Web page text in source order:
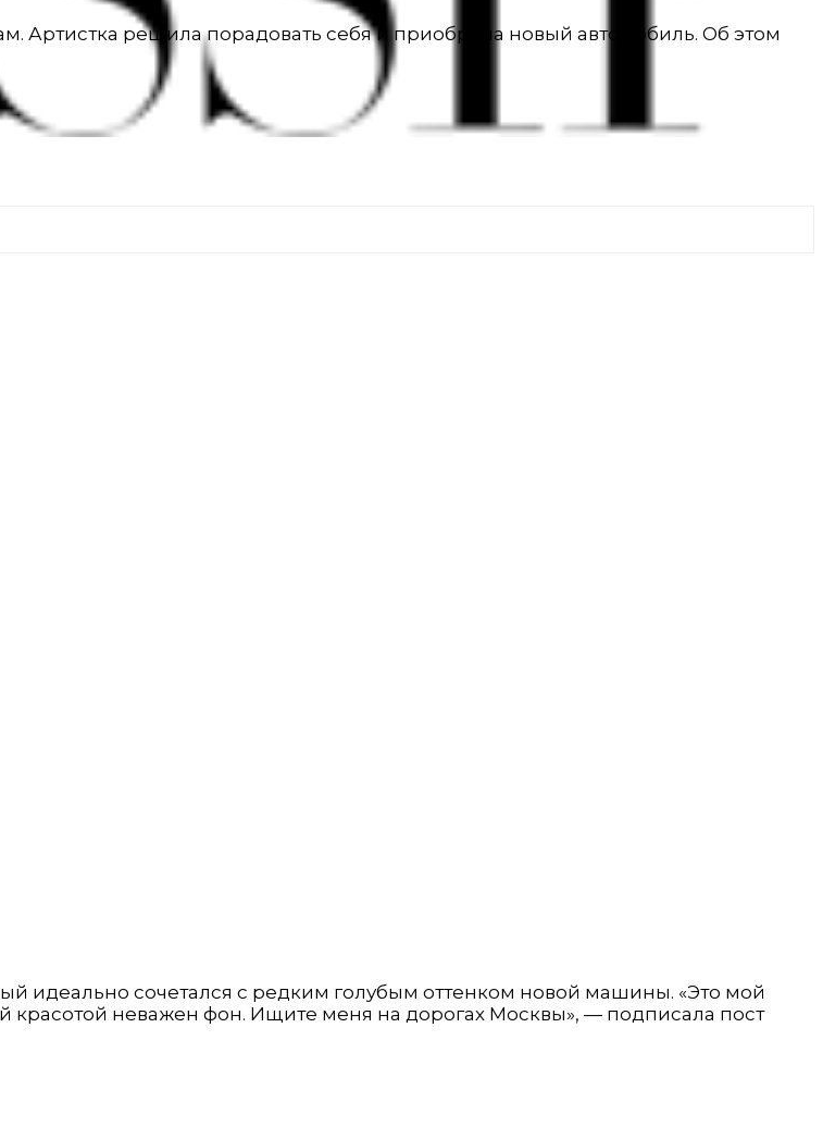
Артистка решила порадовать себя и приобрела новый автомобиль. Об этом
идеально сочетался с редким голубым оттенком новой машины. «Это мой
красотой неважен фон. Ищите меня на дорогах Москвы», — подписала пост